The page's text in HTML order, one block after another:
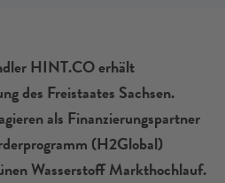
HINT.CO erhält
des Freistaates Sachsen.
als Finanzierungspartner
(H2Global)
Wasserstoff Markthochlauf.